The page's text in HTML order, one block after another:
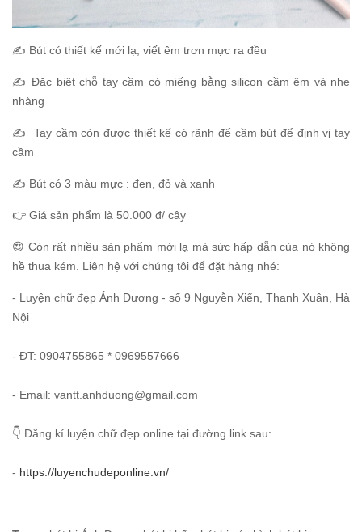
✍️ Bút có thiết kế mới lạ, viết êm trơn mực ra đều
✍️ Đặc biệt chỗ tay cầm có miếng bằng silicon cầm êm và nhẹ
nhàng
✍️ Tay cầm còn được thiết kế có rãnh để cầm bút để định vị tay
cầm
✍️ Bút có 3 màu mực : đen, đỏ và xanh
👉 Giá sản phẩm là 50.000 đ/ cây
😍 Còn rất nhiều sản phẩm mới lạ mà sức hấp dẫn của nó không
hề thua kém. Liên hệ với chúng tôi để đặt hàng nhé:
- Luyện chữ đẹp Ánh Dương - số 9 Nguyễn Xiển, Thanh Xuân, Hà
Nội
- ĐT: 0904755865 * 0969557666
- Email: vantt.anhduong@gmail.com
👇 Đăng kí luyện chữ đẹp online tại đường link sau:
- https://luyenchudeponline.vn/